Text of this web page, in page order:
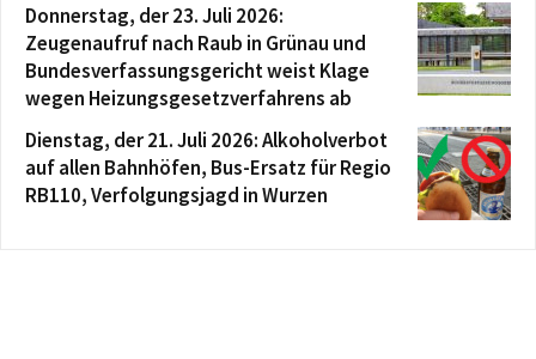
Donnerstag, der 23. Juli 2026:
Zeugenaufruf nach Raub in Grünau und
Bundesverfassungsgericht weist Klage
wegen Heizungsgesetzverfahrens ab
Dienstag, der 21. Juli 2026: Alkoholverbot
auf allen Bahnhöfen, Bus-Ersatz für Regio
RB110, Verfolgungsjagd in Wurzen